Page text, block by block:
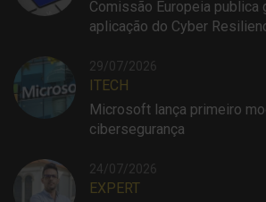
Comissão Europeia publica
aplicação do Cyber
29/07/2026
ITECH
Microsoft lança primeiro
cibersegurança
24/07/2026
EXPERT